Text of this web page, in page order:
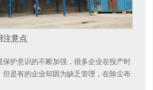
注意点
保护意识的不断加强，很多企业在投产时
但是有的企业却因为缺乏管理，在除尘布
一些问题，有的企业还因此被勒令停业整